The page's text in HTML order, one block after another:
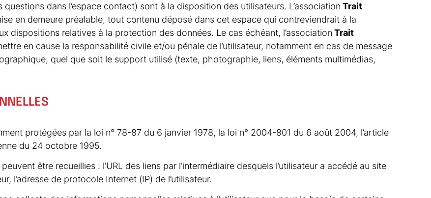
dans l’espace contact) sont à la disposition des utilisateurs. L’association Trait
en demeure préalable, tout contenu déposé dans cet espace qui contreviendrait à la
dispositions relatives à la protection des données. Le cas échéant, l’association Trait
en cause la responsabilité civile et/ou pénale de l’utilisateur, notamment en cas de message
quel que soit le support utilisé (texte, photographie, liens, éléments multimédias,
protégées par la loi n° 78-87 du 6 janvier 1978, la loi n° 2004-801 du 6 août 2004, l’article
du 24 octobre 1995.
peuvent être recueillies : l’URL des liens par l’intermédiaire desquels l’utilisateur a accédé au site
l’adresse de protocole Internet (IP) de l’utilisateur.